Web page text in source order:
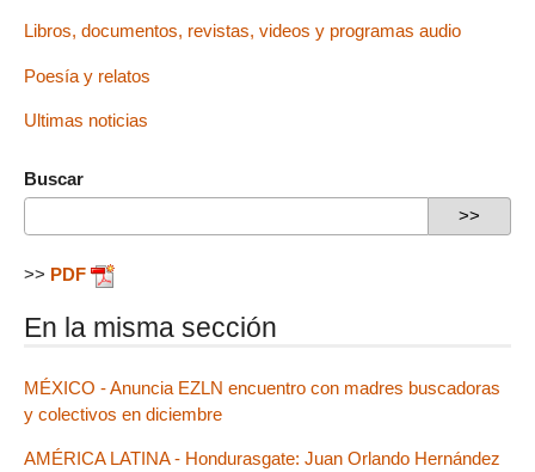
Libros, documentos, revistas, videos y programas audio
Poesía y relatos
Ultimas noticias
Buscar
>> PDF
En la misma sección
MÉXICO - Anuncia EZLN encuentro con madres buscadoras
y colectivos en diciembre
AMÉRICA LATINA - Hondurasgate: Juan Orlando Hernández